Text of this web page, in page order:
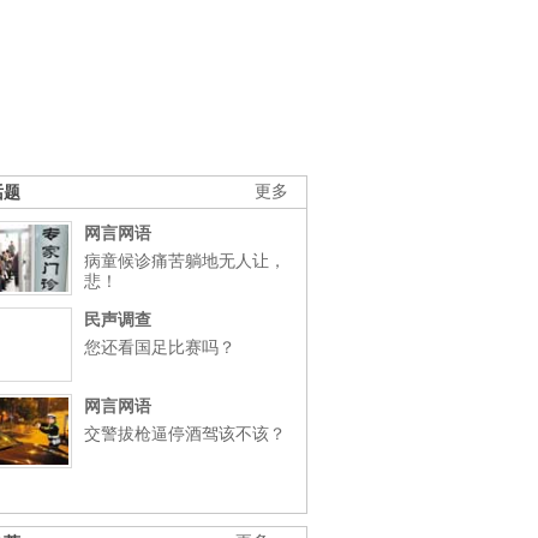
更多
题
网言网语
病童候诊痛苦躺地无人让，
悲！
民声调查
您还看国足比赛吗？
网言网语
交警拔枪逼停酒驾该不该？